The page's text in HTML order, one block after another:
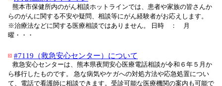
熊本市保健所内のがん相談ホットラインでは、患者や家族の皆さんか
らのがんに関する不安や疑問、相談等にがん経験者がお応えします。
※治療法などに関する医療相談ではありません。 日時 ： 月
曜・・・
#7119（救急安心センター）について
救急安心センターは、熊本県夜間安心医療電話相談が令和６年５月か
ら移行したものです。 急な病気やケガへの対処方法や応急処置につい
て、電話で看護師に相談できます。受診可能な医療機関の案内も可能で